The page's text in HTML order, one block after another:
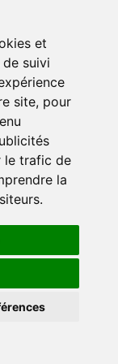
et
suivi
site, pour
le trafic de
la
et
suivi
site, pour
le trafic de
la